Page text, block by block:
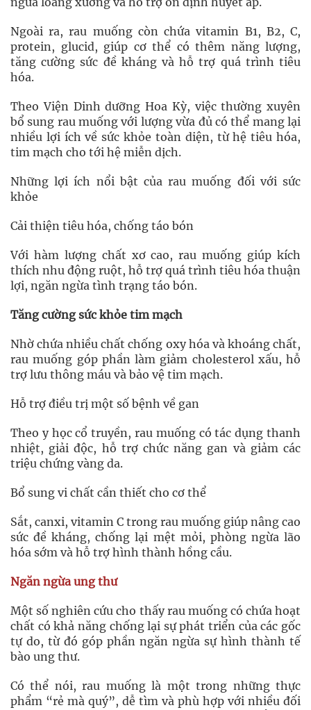
Ngoài ra, rau muống còn chứa vitamin B1, B2, C,
protein, glucid, giúp cơ thể có thêm năng lượng,
tăng cường sức đề kháng và hỗ trợ quá trình tiêu
hóa.
Theo Viện Dinh dưỡng Hoa Kỳ, việc thường xuyên
bổ sung rau muống với lượng vừa đủ có thể mang lại
nhiều lợi ích về sức khỏe toàn diện, từ hệ tiêu hóa,
tim mạch cho tới hệ miễn dịch.
Những lợi ích nổi bật của rau muống đối với sức
khỏe
Cải thiện tiêu hóa, chống táo bón
Với hàm lượng chất xơ cao, rau muống giúp kích
thích nhu động ruột, hỗ trợ quá trình tiêu hóa thuận
lợi, ngăn ngừa tình trạng táo bón.
Tăng cường sức khỏe tim mạch
Nhờ chứa nhiều chất chống oxy hóa và khoáng chất,
rau muống góp phần làm giảm cholesterol xấu, hỗ
trợ lưu thông máu và bảo vệ tim mạch.
Hỗ trợ điều trị một số bệnh về gan
Theo y học cổ truyền, rau muống có tác dụng thanh
nhiệt, giải độc, hỗ trợ chức năng gan và giảm các
triệu chứng vàng da.
Bổ sung vi chất cần thiết cho cơ thể
Sắt, canxi, vitamin C trong rau muống giúp nâng cao
sức đề kháng, chống lại mệt mỏi, phòng ngừa lão
hóa sớm và hỗ trợ hình thành hồng cầu.
Ngăn ngừa ung thư
Một số nghiên cứu cho thấy rau muống có chứa hoạt
chất có khả năng chống lại sự phát triển của các gốc
tự do, từ đó góp phần ngăn ngừa sự hình thành tế
bào ung thư.
Có thể nói, rau muống là một trong những thực
phẩm “rẻ mà quý”, dễ tìm và phù hợp với nhiều đối